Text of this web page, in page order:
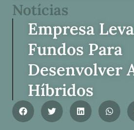
Notícias
Empresa
Fundos Para
Desenvolver
Híbridos